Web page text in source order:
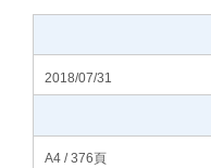
2018/07/31
A4 / 376頁